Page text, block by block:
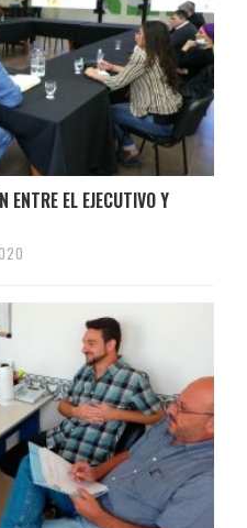
ENTRE EL EJECUTIVO Y